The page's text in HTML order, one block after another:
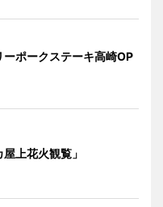
ポークステーキ高崎OP
上花火観覧」